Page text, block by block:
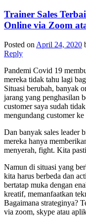
Trainer Sales
Online via Zoom
Posted on April 24, 2020
Reply
Pandemi Covid 19
mereka tidak tahu lagi
Situasi berubah, banyak
jarang yang penghasilan
customer saya sudah
mengundang customer
Dan banyak sales leader
mereka hanya
menyerah, fight. Kita
Namun di situasi yang
kita harus berbeda dan
bertatap muka dengan
kreatif, memanfaatkan
Bagaimana strateginya?
via zoom, skype atau